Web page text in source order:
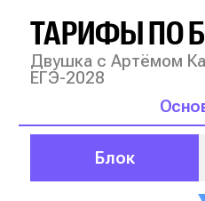
ТАРИФЫ ПО
Двушка с Артёмом
ЕГЭ-2028
Блок